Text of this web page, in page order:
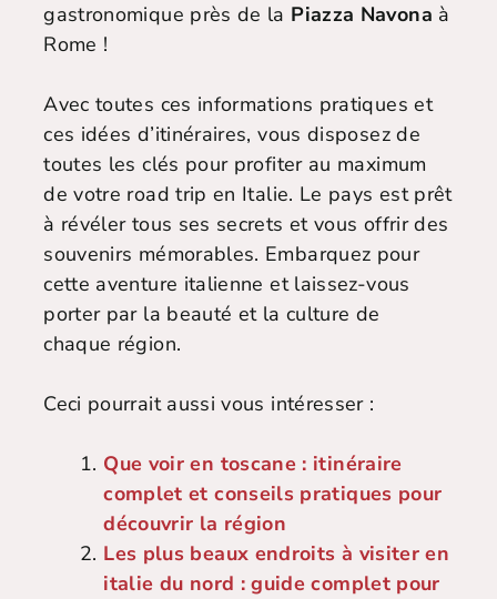
gastronomique près de la Piazza Navona à
Rome !
Avec toutes ces informations pratiques et
ces idées d’itinéraires, vous disposez de
toutes les clés pour profiter au maximum
de votre road trip en Italie. Le pays est prêt
à révéler tous ses secrets et vous offrir des
souvenirs mémorables. Embarquez pour
cette aventure italienne et laissez-vous
porter par la beauté et la culture de
chaque région.
Ceci pourrait aussi vous intéresser :
Que voir en toscane : itinéraire
complet et conseils pratiques pour
découvrir la région
Les plus beaux endroits à visiter en
italie du nord : guide complet pour